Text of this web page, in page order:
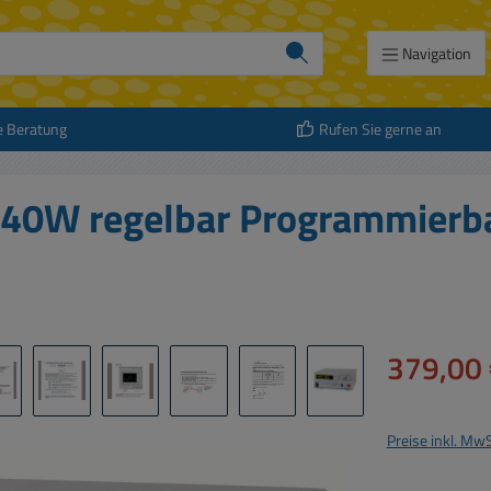
Navigation
Beratung Rufen Sie gerne an
regelbar
Verkaufspreis:
379,00
Preise inkl.